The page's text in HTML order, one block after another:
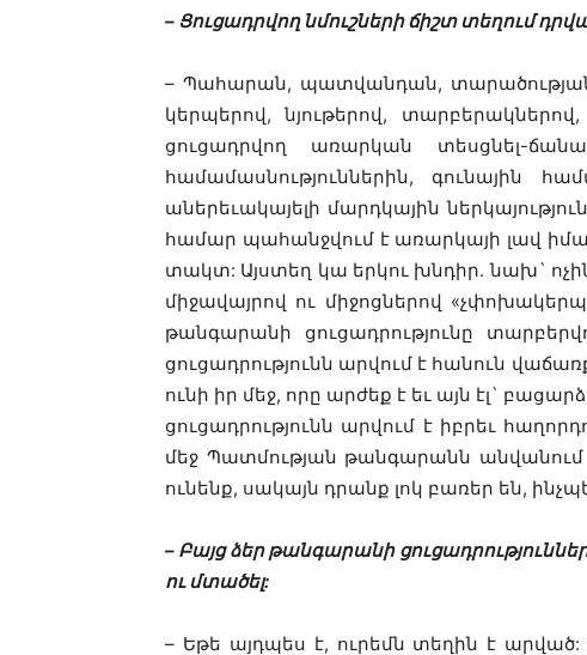
– Ցուցադրվող նմուշների ճիշտ տեղում
– Պահարան, պատվանդան, տարածության
կերպերով, նյութերով,
ցուցադրվող առարկան տեսցնել-
համամասնություններին, գունային
աներեւակայելի մարդկային
համար պահանջվում է առարկայի լավ
տակտ: Այստեղ կա երկու խնդիր. նախ`
միջավայրով ու միջոցներով
թանգարանի ցուցադրությունը
ցուցադրությունն արվում է հանուն
ունի իր մեջ, որը արժեք է եւ այն էլ`
ցուցադրությունն արվում է իբրեւ
մեջ Պատմության թանգարանն
ունենք, սակայն դրանք լոկ բառեր են,
– Բայց ձեր թանգարանի
ու մտածել:
– Եթե այդպես է, ուրեմն տեղին է արված: